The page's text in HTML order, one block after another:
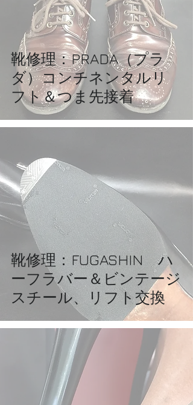
靴修理：PRADA（プラ
ダ）コンチネンタルリ
フト＆つま先接着
靴修理：FUGASHIN ハ
ーフラバー＆ビンテージ
スチール、リフト交換